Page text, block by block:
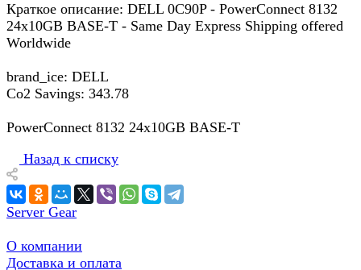
Краткое описание: DELL 0C90P - PowerConnect 8132
24x10GB BASE-T - Same Day Express Shipping offered
Worldwide
brand_ice: DELL
Co2 Savings: 343.78
PowerConnect 8132 24x10GB BASE-T
Назад к списку
Server Gear
О компании
Доставка и оплата